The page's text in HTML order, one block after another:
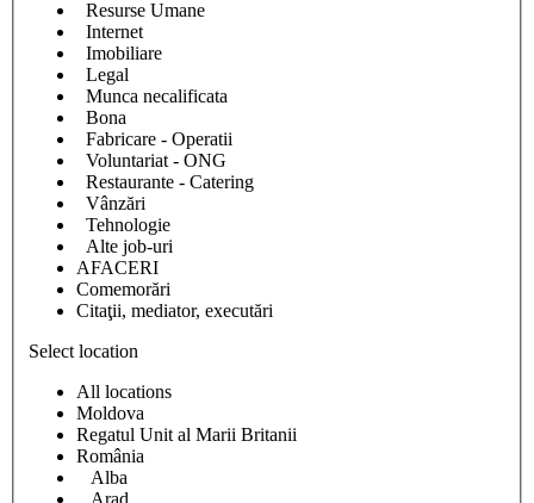
Resurse Umane
Internet
Imobiliare
Legal
Munca necalificata
Bona
Fabricare - Operatii
Voluntariat - ONG
Restaurante - Catering
Vânzări
Tehnologie
Alte job-uri
AFACERI
Comemorări
Citaţii, mediator, executări
Select location
All locations
Moldova
Regatul Unit al Marii Britanii
România
Alba